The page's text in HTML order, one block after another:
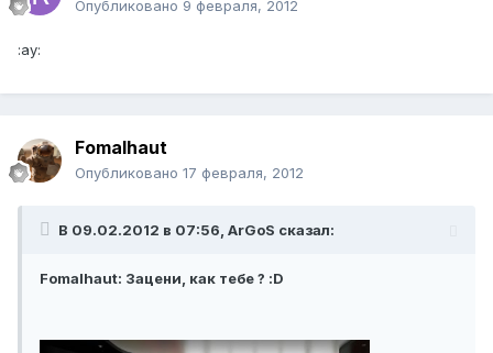
Опубликовано 9 февраля, 2012
:ay:
Fomalhaut
Опубликовано 17 февраля, 2012
В 09.02.2012 в 07:56, ArGoS сказал:
Fomalhaut: Зацени, как тебе ? :D